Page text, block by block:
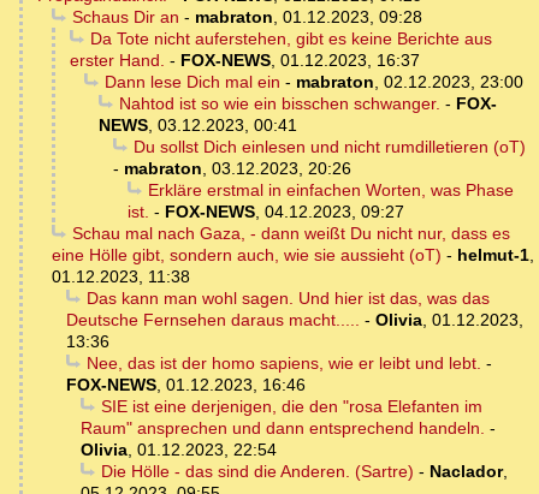
Schaus Dir an - mabraton, 01.12.2023, 09:28
Da Tote nicht auferstehen, gibt es keine Berichte aus
erster Hand. - FOX-NEWS, 01.12.2023, 16:37
Dann lese Dich mal ein - mabraton, 02.12.2023, 23:00
Nahtod ist so wie ein bisschen schwanger. - FOX-
NEWS, 03.12.2023, 00:41
Du sollst Dich einlesen und nicht rumdilletieren (oT)
- mabraton, 03.12.2023, 20:26
Erkläre erstmal in einfachen Worten, was Phase
ist. - FOX-NEWS, 04.12.2023, 09:27
Schau mal nach Gaza, - dann weißt Du nicht nur, dass es
eine Hölle gibt, sondern auch, wie sie aussieht (oT) - helmut-1,
01.12.2023, 11:38
Das kann man wohl sagen. Und hier ist das, was das
Deutsche Fernsehen daraus macht..... - Olivia, 01.12.2023,
13:36
Nee, das ist der homo sapiens, wie er leibt und lebt. -
FOX-NEWS, 01.12.2023, 16:46
SIE ist eine derjenigen, die den "rosa Elefanten im
Raum" ansprechen und dann entsprechend handeln. -
Olivia, 01.12.2023, 22:54
Die Hölle - das sind die Anderen. (Sartre) - Naclador,